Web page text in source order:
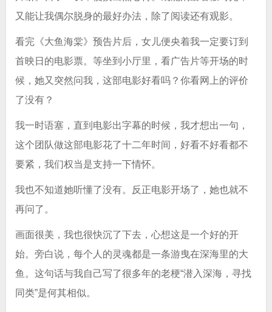
又能让我偶尔脱身的最好办法，除了阅读还有观影。
看完《大鱼海棠》预告片后，女儿便央着我一定要订到
首映日的电影票。等坐到小厅里，看广告片等开场的时
候，她又突然问我，这部电影好看吗？你看网上的评价
了没有？
我一时语塞，直到电影出字幕的时候，我才想出一句，
这个团队做这部电影花了十二年时间，好看不好看都不
要紧，我们权当是支持一下情怀。
我也不知道她听懂了没有。反正电影开场了，她也就不
再问了。
画面很美，我也很快沉了下去，心想这是一个好的开
始。旁白说，每个人的灵魂都是一条游曳在深海里的大
鱼。这句话与我自己写了很多年的老梗“潜入深海，寻找
同类”是何其相似。